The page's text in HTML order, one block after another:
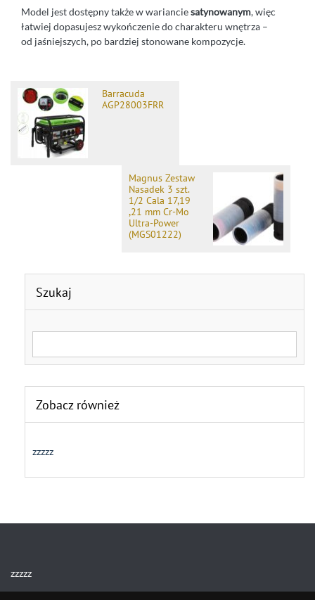
Model jest dostępny także w warianciesatynowanym, więc
łatwiej dopasujesz wykończenie do charakteru wnętrza –
od jaśniejszych, po bardziej stonowane kompozycje.
Barracuda
AGP28003FRR
Magnus Zestaw
Nasadek 3 szt.
1/2 Cala 17,19
,21 mm Cr-Mo
Ultra-Power
(MGS01222)
Szukaj
Zobacz również
zzzzz
zzzzz